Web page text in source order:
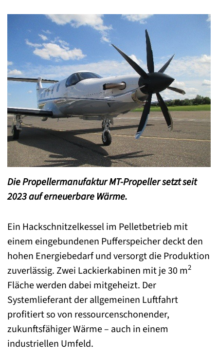
Die Propellermanufaktur MT-Propeller setzt seit
2023 auf erneuerbare Wärme.
Ein Hackschnitzelkessel im Pelletbetrieb mit
einem eingebundenen Pufferspeicher deckt den
hohen Energiebedarf und versorgt die Produktion
zuverlässig. Zwei Lackierkabinen mit je 30 m2
Fläche werden dabei mitgeheizt. Der
Systemlieferant der allgemeinen Luftfahrt
profitiert so von ressourcenschonender,
zukunftsfähiger Wärme – auch in einem
industriellen Umfeld.